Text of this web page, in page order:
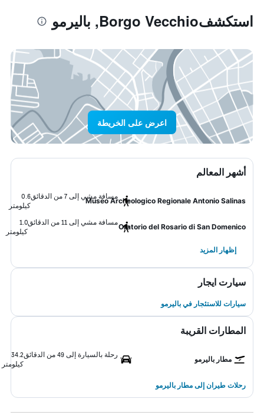
استكشفBorgo Vecchio, باليرمو
اعرض على الخريطة
أشهر المعالم
Museo Archeologico Regionale Antonio Salinas
مسافة مشي إلى 7 من الدقائق
0.6
كيلومتر
Oratorio del Rosario di San Domenico
مسافة مشي إلى 11 من الدقائق
1.0
كيلومتر
إظهار المزيد
سيارت ايجار
سيارات للاستئجار في باليرمو
المطارات القريبة
مطار باليرمو
رحلة بالسيارة إلى 49 من الدقائق
34.2
كيلومتر
رحلات طيران إلى مطار باليرمو